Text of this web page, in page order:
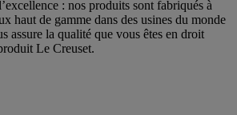
: nos produits sont fabriqués à
haut de gamme dans des usines du monde
assure la qualité que vous êtes en droit
Le Creuset.